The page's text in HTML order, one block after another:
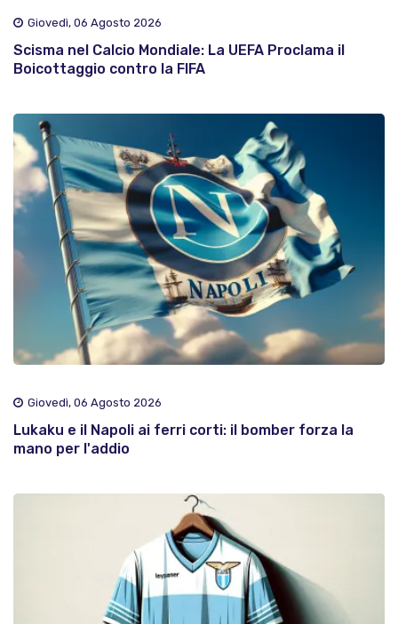
Giovedì, 06 Agosto 2026
Scisma nel Calcio Mondiale: La UEFA Proclama il
Boicottaggio contro la FIFA
Giovedì, 06 Agosto 2026
Lukaku e il Napoli ai ferri corti: il bomber forza la
mano per l'addio